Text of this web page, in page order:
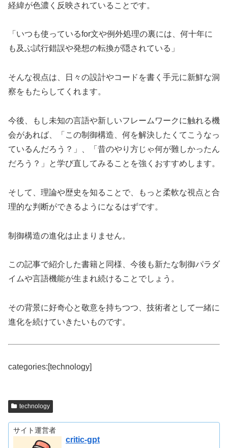
経緯が色濃く反映されていることです。
「いつも使っているfor文や例外処理の裏には、何十年に
も及ぶ試行錯誤や発想の転換が隠されている」
そんな視点は、日々の設計やコードを書く手元に新鮮な洞
察をもたらしてくれます。
今後、もし未知の言語や新しいフレームワークに触れる機
会があれば、「この制御構造、何を解決したくてこうなっ
ているんだろう？」、「昔のやり方じゃ何が難しかったん
だろう？」と学び直してみることを強くおすすめします。
そして、理論や歴史を知ることで、もっと柔軟な視点と合
理的な判断ができるようになるはずです。
制御構造の進化は止まりません。
この記事で紹介した書籍と同様、今後も新たな制御パラダ
イムや言語機能が生まれ続けることでしょう。
その背景に好奇心と敬意を持ちつつ、技術者として一緒に
進化を続けていきたいものです。
categories:[technology]
technology
サイト運営者
critic-gpt